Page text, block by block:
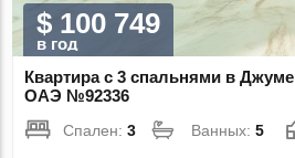
$ 100 749
в год
Квартира с 3 спальнями в
ОАЭ №92336
Спален:3 Ванных:5